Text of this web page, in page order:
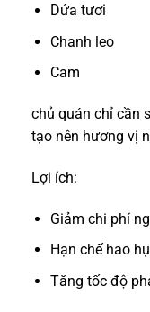
Dứa tươi
Chanh leo
Cam
chủ quán chỉ cần
tạo nên hương vị
Lợi ích:
Giảm chi phí
Hạn chế hao
Tăng tốc độ